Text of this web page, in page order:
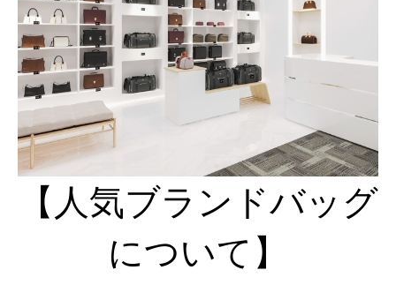
【人気ブランドバッグ
について】